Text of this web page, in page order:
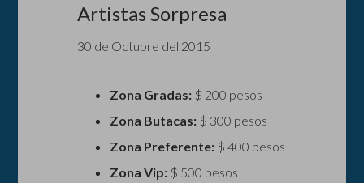
Artistas Sorpresa
30 de Octubre del 2015
Zona Gradas: $ 200 pesos
Zona Butacas: $ 300 pesos
Zona Preferente: $ 400 pesos
Zona Vip: $ 500 pesos